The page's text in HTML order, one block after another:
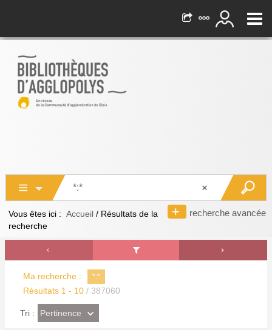
recherche avancée
Vous êtes ici : Accueil / Résultats de la
recherche
Ma recherche : *:*
Résultats 1 - 10 / 387060
Tri : (Effet
imédiat)
Pertinence